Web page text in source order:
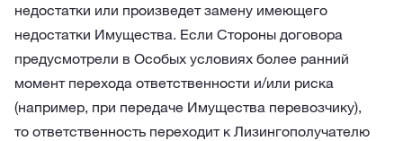
недостатки или произведет замену имеющего
недостатки Имущества. Если Стороны договора
предусмотрели в Особых условиях более ранний
момент перехода ответственности и/или риска
(например, при передаче Имущества перевозчику),
то ответственность переходит к Лизингополучателю